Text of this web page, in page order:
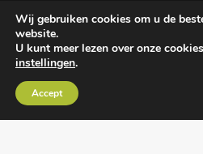
leveringsvoorwaarden
Wij gebruiken cookies om u de
website.
U kunt meer lezen over onze
instellingen.
Accept